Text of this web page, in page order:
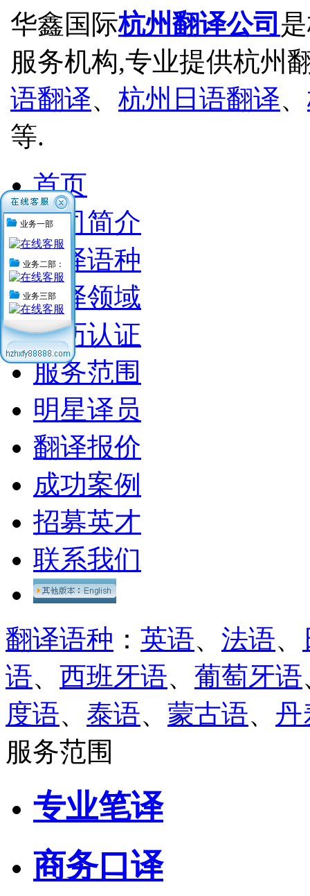
华鑫国际杭州翻译公司
服务机构,专业提供杭州
语翻译、 杭州日语翻译、
等.
首页
公司简介
翻译语种
翻译领域
学历认证
服务范围
明星译员
翻译报价
成功案例
招募英才
联系我们
翻译语种 ： 英语、 法语、
语、 西班牙语、 葡萄牙语
度语、 泰语、 蒙古语、 丹
服务范围
专业笔译
商务口译
业务一部
业务二部：
业务三部